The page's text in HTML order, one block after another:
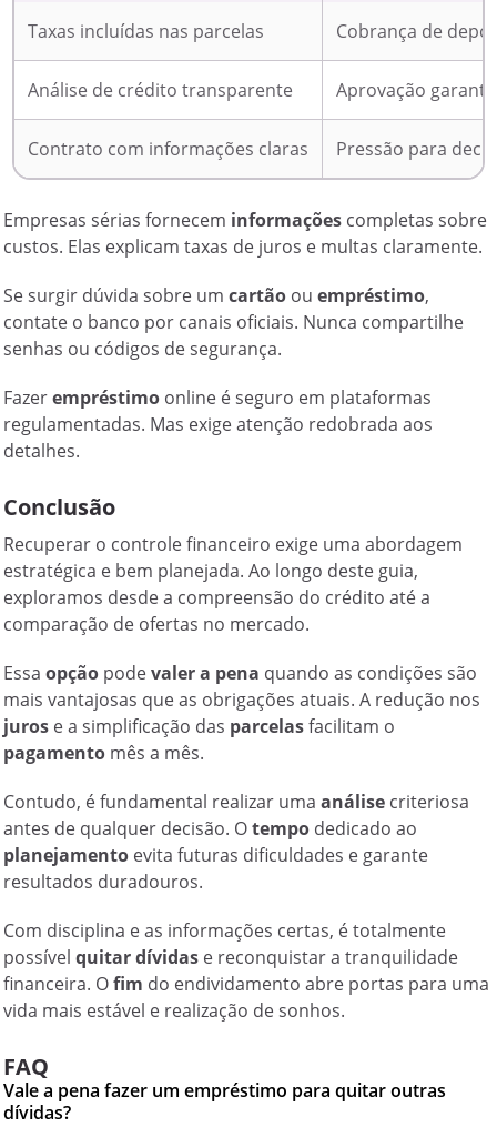
Taxas incluídas nas parcelas Cobrança de
Análise de crédito transparente Aprovação
Contrato com informações claras Pressão para
Empresas sérias fornecem informações completas sobre
custos. Elas explicam taxas de juros e multas claramente.
Se surgir dúvida sobre umcartão ouempréstimo,
contate o banco por canais oficiais. Nunca compartilhe
senhas ou códigos de segurança.
Fazerempréstimo online é seguro em plataformas
regulamentadas. Mas exige atenção redobrada aos
detalhes.
Conclusão
Recuperar o controle financeiro exige uma abordagem
estratégica e bem planejada. Ao longo deste guia,
exploramos desde a compreensão do crédito até a
comparação de ofertas no mercado.
Essaopção podevaler a pena quando as condições são
mais vantajosas que as obrigações atuais. A redução nos
juros e a simplificação das parcelasfacilitam o
pagamento mês a mês.
Contudo, é fundamental realizar umaanálise criteriosa
antes de qualquer decisão. Otempo dedicado ao
planejamento evita futuras dificuldades e garante
resultados duradouros.
Com disciplina e as informações certas, é totalmente
possívelquitar dívidas e reconquistar a tranquilidade
financeira. Ofim do endividamento abre portas para uma
vida mais estável e realização de sonhos.
FAQ
Vale a pena fazer um empréstimo para quitar outras
dívidas?